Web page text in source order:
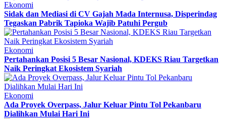
Ekonomi
Sidak dan Mediasi di CV Gajah Mada Internusa, Disperindag
Tegaskan Pabrik Tapioka Wajib Patuhi Pergub
Ekonomi
Pertahankan Posisi 5 Besar Nasional, KDEKS Riau Targetkan
Naik Peringkat Ekosistem Syariah
Ekonomi
Ada Proyek Overpass, Jalur Keluar Pintu Tol Pekanbaru
Dialihkan Mulai Hari Ini